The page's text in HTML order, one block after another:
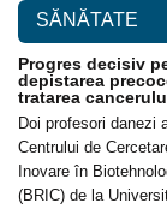
SĂNĂTATE
Progres decisiv
depistarea
tratarea
Doi profesori danezi
Centrului de
Inovare în
(BRIC) de la